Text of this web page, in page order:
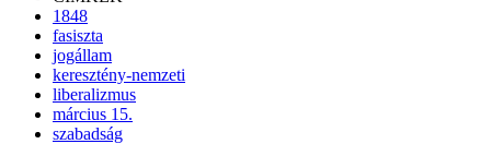
1848
fasiszta
jogállam
keresztény-nemzeti
liberalizmus
március 15.
szabadság